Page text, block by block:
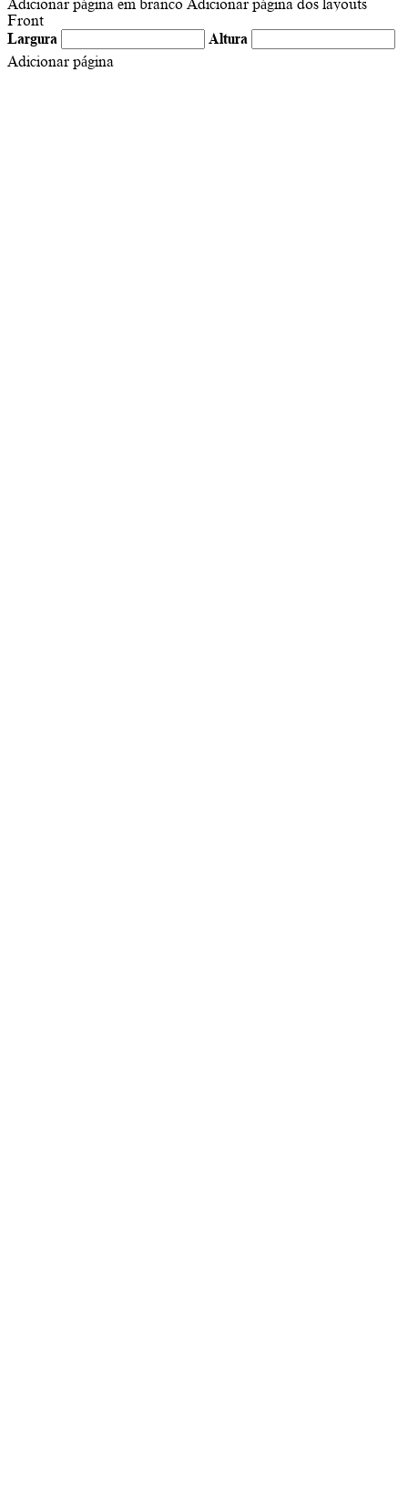
Adicionar página em branco Adicionar página dos layouts
Front
Largura
Altura
Adicionar página